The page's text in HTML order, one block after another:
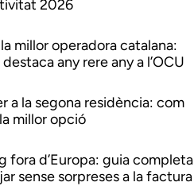
2026
millor operadora catalana:
any rere any a l’OCU
a la segona residència: com
millor opció
fora d’Europa: guia completa
sense sorpreses a la factura